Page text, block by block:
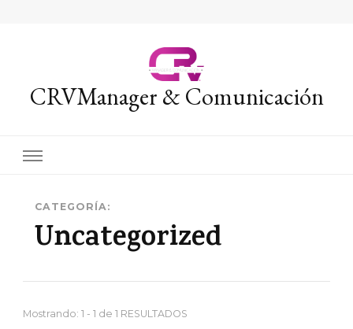
CRVManager & Comunicación
CATEGORÍA:
Uncategorized
Mostrando: 1 - 1 de 1 RESULTADOS